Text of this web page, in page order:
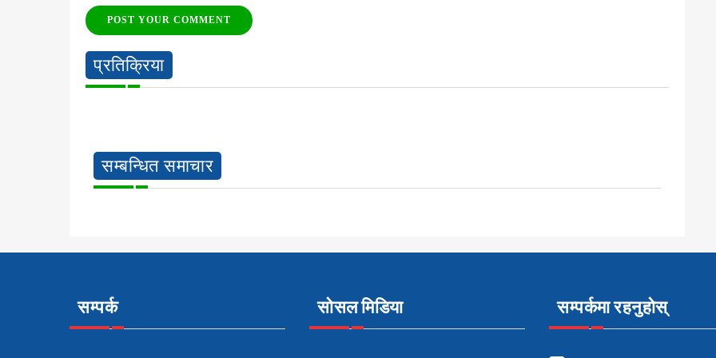
POST YOUR COMMENT
प्रतिक्रिया
सम्बन्धित समाचार
सम्पर्क सोसल मिडिया सम्पर्कमा रहनुहोस्